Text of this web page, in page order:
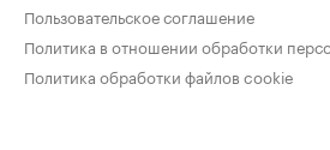
Пользовательское соглашение
Политика в отношении обработки
Политика обработки файлов cookie